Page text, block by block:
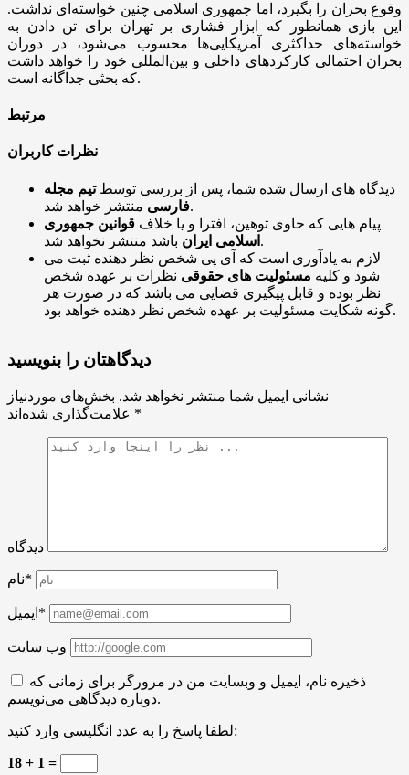
وقوع بحران را بگیرد، اما جمهوری اسلامی چنین خواسته‌ای نداشت.
این بازی همانطور که ابزار فشاری بر تهران برای تن دادن به
خواسته‌های حداکثری آمریکایی‌ها محسوب می‌شود، در دوران
بحران احتمالی کارکرد‌های داخلی و بین‌المللی خود را خواهد داشت
که بحثی جداگانه است.
مرتبط
نظرات کاربران
دیدگاه های ارسال شده شما، پس از بررسی توسطتیم مجله
فارسیمنتشر خواهد شد.
پیام هایی که حاوی توهین، افترا و یا خلاف قوانین جمهوری
اسلامی ایران باشد منتشر نخواهد شد.
لازم به یادآوری است که آی پی شخص نظر دهنده ثبت می
شود و کلیه مسئولیت های حقوقی نظرات بر عهده شخص
نظر بوده و قابل پیگیری قضایی می باشد که در صورت هر
گونه شکایت مسئولیت بر عهده شخص نظر دهنده خواهد بود.
دیدگاهتان را بنویسید
نشانی ایمیل شما منتشر نخواهد شد. بخش‌های موردنیاز
*
دیدگاه
نام*
ایمیل*
وب سایت
ذخیره نام، ایمیل و وبسایت من در مرورگر برای زمانی که
دوباره دیدگاهی می‌نویسم.
لطفا پاسخ را به عدد انگلیسی وارد کنید:
18 + 1 =